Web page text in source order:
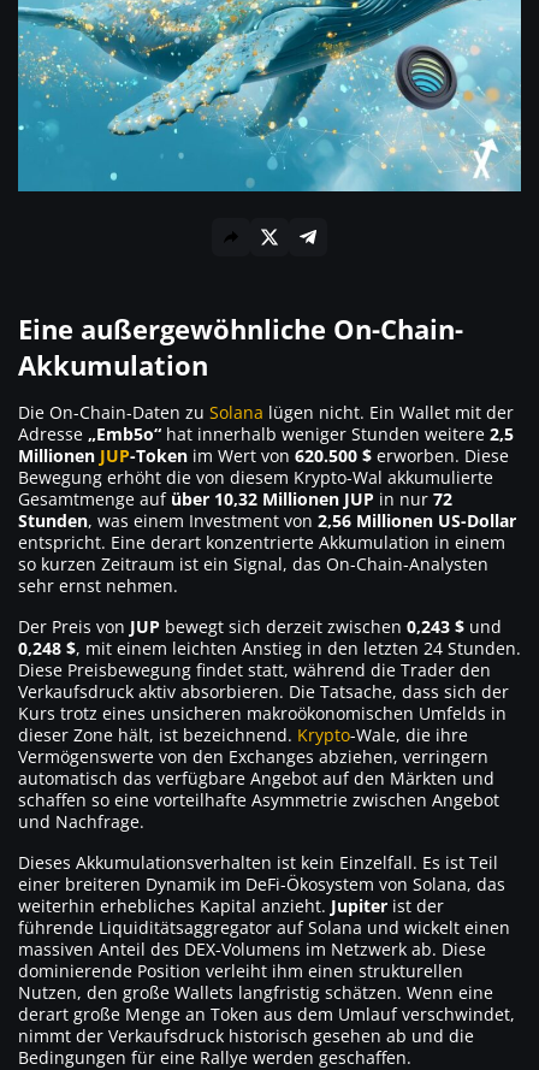
Eine außergewöhnliche On-Chain-
Akkumulation
Die On-Chain-Daten zu Solana lügen nicht. Ein Wallet mit der
Adresse „Emb5o“ hat innerhalb weniger Stunden weitere 2,5
Millionen JUP-Token im Wert von 620.500 $ erworben. Diese
Bewegung erhöht die von diesem Krypto-Wal akkumulierte
Gesamtmenge auf über 10,32 Millionen JUP in nur 72
Stunden, was einem Investment von 2,56 Millionen US-Dollar
entspricht. Eine derart konzentrierte Akkumulation in einem
so kurzen Zeitraum ist ein Signal, das On-Chain-Analysten
sehr ernst nehmen.
Der Preis von JUP bewegt sich derzeit zwischen 0,243 $ und
0,248 $, mit einem leichten Anstieg in den letzten 24 Stunden.
Diese Preisbewegung findet statt, während die Trader den
Verkaufsdruck aktiv absorbieren. Die Tatsache, dass sich der
Kurs trotz eines unsicheren makroökonomischen Umfelds in
dieser Zone hält, ist bezeichnend. Krypto-Wale, die ihre
Vermögenswerte von den Exchanges abziehen, verringern
automatisch das verfügbare Angebot auf den Märkten und
schaffen so eine vorteilhafte Asymmetrie zwischen Angebot
und Nachfrage.
Dieses Akkumulationsverhalten ist kein Einzelfall. Es ist Teil
einer breiteren Dynamik im DeFi-Ökosystem von Solana, das
weiterhin erhebliches Kapital anzieht. Jupiter ist der
führende Liquiditätsaggregator auf Solana und wickelt einen
massiven Anteil des DEX-Volumens im Netzwerk ab. Diese
dominierende Position verleiht ihm einen strukturellen
Nutzen, den große Wallets langfristig schätzen. Wenn eine
derart große Menge an Token aus dem Umlauf verschwindet,
nimmt der Verkaufsdruck historisch gesehen ab und die
Bedingungen für eine Rallye werden geschaffen.